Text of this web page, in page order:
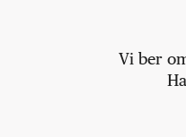
Vi ber